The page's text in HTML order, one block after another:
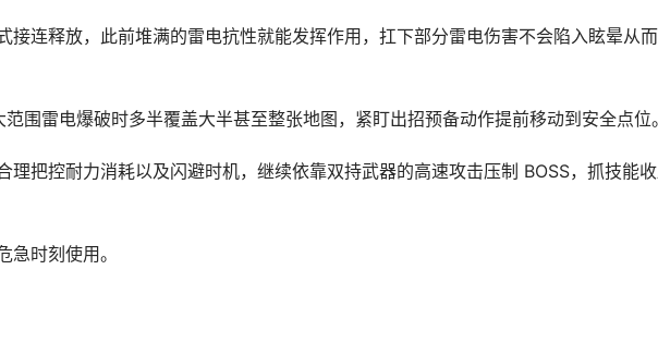
接连释放，此前堆满的雷电抗性就能发挥作用，扛下部分雷电伤害不会陷入眩晕从
围雷电爆破时多半覆盖大半甚至整张地图，紧盯出招预备动作提前移动到安全点位。
理把控耐力消耗以及闪避时机，继续依靠双持武器的高速攻击压制 BOSS，抓技能
急时刻使用。